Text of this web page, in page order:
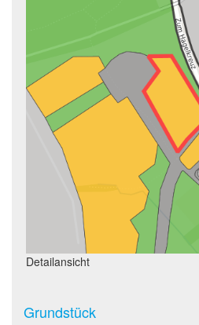
Detailansicht
Grundstück